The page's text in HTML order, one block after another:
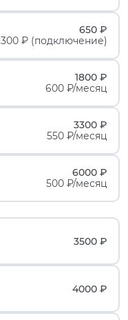
650 ₽
300 ₽ (подключение)
1800 ₽
600 ₽/месяц
3300 ₽
550 ₽/месяц
6000 ₽
500 ₽/месяц
3500 ₽
4000 ₽